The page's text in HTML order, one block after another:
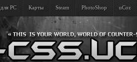
PC Карты Steam PhotoShop uCoz